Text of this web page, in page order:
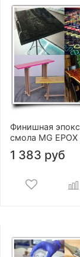
Финишная
смола MG EPOX
1 383 руб